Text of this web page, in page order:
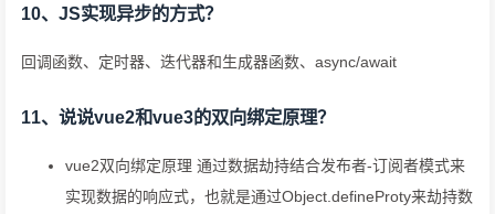
10、JS实现异步的方式？
回调函数、定时器、迭代器和生成器函数、async/await
11、说说vue2和vue3的双向绑定原理？
vue2双向绑定原理 通过数据劫持结合发布者-订阅者模式来
实现数据的响应式，也就是通过Object.defineProty来劫持数